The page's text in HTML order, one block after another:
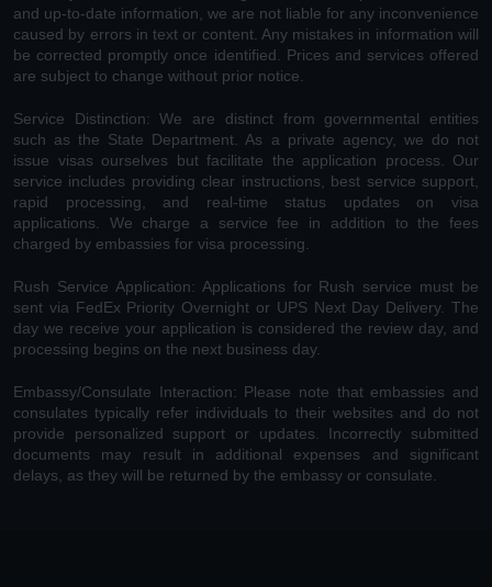
and up-to-date information, we are not liable for any inconvenience
caused by errors in text or content. Any mistakes in information will
be corrected promptly once identified. Prices and services offered
are subject to change without prior notice.
Service Distinction: We are distinct from governmental entities
such as the State Department. As a private agency, we do not
issue visas ourselves but facilitate the application process. Our
service includes providing clear instructions, best service support,
rapid processing, and real-time status updates on visa
applications. We charge a service fee in addition to the fees
charged by embassies for visa processing.
Rush Service Application: Applications for Rush service must be
sent via FedEx Priority Overnight or UPS Next Day Delivery. The
day we receive your application is considered the review day, and
processing begins on the next business day.
Embassy/Consulate Interaction: Please note that embassies and
consulates typically refer individuals to their websites and do not
provide personalized support or updates. Incorrectly submitted
documents may result in additional expenses and significant
delays, as they will be returned by the embassy or consulate.